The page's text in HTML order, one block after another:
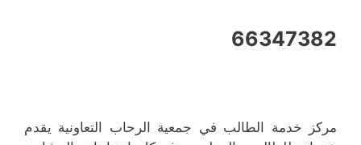
66347382
مركز خدمة الطالب في جمعية الرحاب التعاونية يقدم